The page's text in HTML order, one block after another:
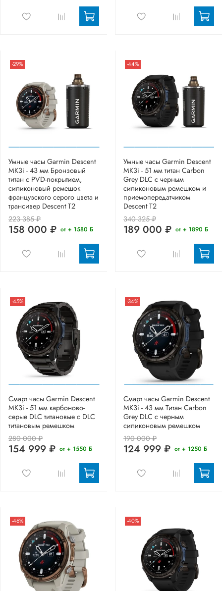
-29%
Умные часы Garmin Descent
MK3i - 43 мм Бронзовый
титан с PVD-покрытием,
силиконовый ремешок
французского серого цвета и
трансивер Descent T2
223 385 ₽
158 000 ₽ от + 1580 Б
-44%
Умные часы Garmin Descent
MK3i - 51 мм титан Carbon
Grey DLC с черным
силиконовым ремешком и
приемопередатчиком
Descent T2
340 325 ₽
189 000 ₽ от + 1890 Б
-45%
Смарт часы Garmin Descent
MK3i - 51 мм карбоново-
серые DLC титановые с DLC
титановым ремешком
280 000 ₽
154 999 ₽ от + 1550 Б
-34%
Смарт часы Garmin Descent
MK3i - 43 мм Титан Carbon
Grey DLC с черным
силиконовым ремешком
190 000 ₽
124 999 ₽ от + 1250 Б
-46% -40%